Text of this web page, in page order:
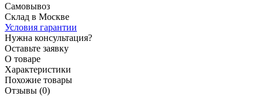
Самовывоз
Склад в Москве
Условия гарантии
Нужна консультация?
Оставьте заявку
О товаре
Характеристики
Похожие товары
Отзывы (0)